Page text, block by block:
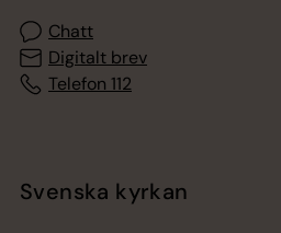
Chatt
Digitalt brev
Telefon 112
Svenska kyrkan